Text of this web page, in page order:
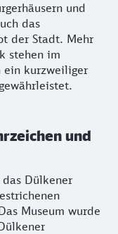
und
das
der Stadt. Mehr
stehen im
ein kurzweiliger
und
Dülkener
Museum wurde